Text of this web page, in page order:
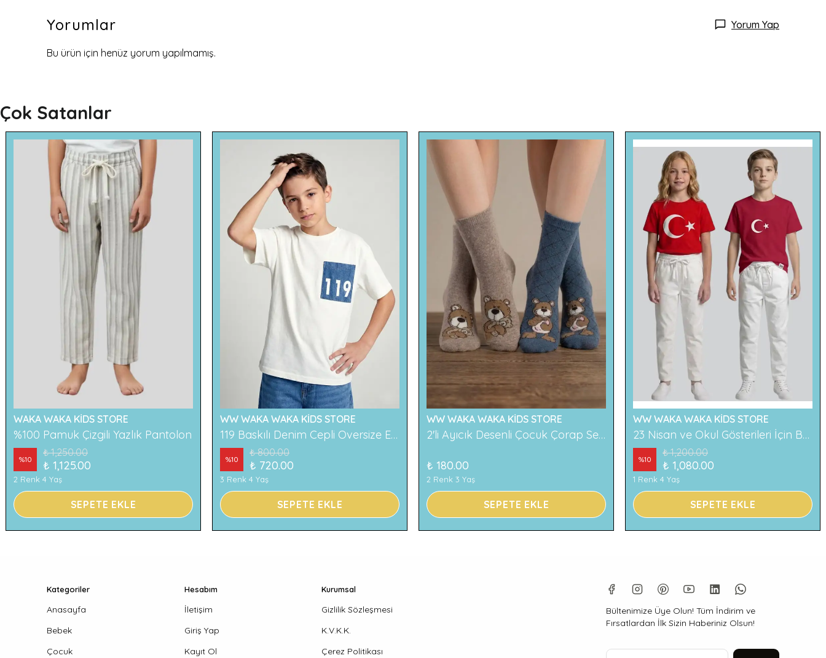
Yorumlar Yorum Yap
Bu ürün için henüz yorum yapılmamış.
Çok Satanlar
WAKA WAKA KİDS STORE
%100 Pamuk Çizgili Yazlık Pantolon
%10
₺ 1,250.00
₺ 1,125.00
2 Renk 4 Yaş
SEPETE EKLE
WW WAKA WAKA KİDS STORE
119 Baskılı Denim Cepli Oversize Erkek Çocuk Tişört
%10
₺ 800.00
₺ 720.00
3 Renk 4 Yaş
SEPETE EKLE
WW WAKA WAKA KİDS STORE
2'li Ayıcık Desenli Çocuk Çorap Seti Renkli ve Eğlenceli Desenler Rahat ve Yumuşak Kumaş
₺ 180.00
2 Renk 3 Yaş
SEPETE EKLE
WW WAKA WAKA KİDS STORE
23 Nisan ve Okul Gösterileri İçin Beyaz Çocuk Pantolonu
%10
₺ 1,200.00
₺ 1,080.00
1 Renk 4 Yaş
SEPETE EKLE
Kategoriler
Anasayfa
Bebek
Çocuk
Hesabım
İletişim
Giriş Yap
Kayıt Ol
Kurumsal
Gizlilik Sözleşmesi
K.V.K.K.
Çerez Politikası
Bültenimize Üye Olun! Tüm İndirim ve
Fırsatlardan İlk Sizin Haberiniz Olsun!